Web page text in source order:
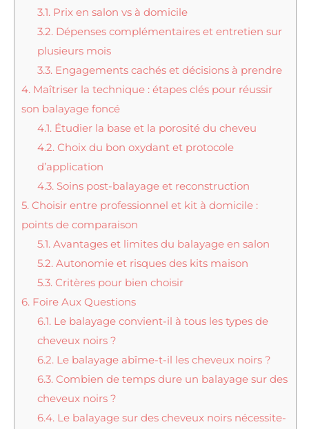
3.1. Prix en salon vs à domicile
3.2. Dépenses complémentaires et entretien sur
plusieurs mois
3.3. Engagements cachés et décisions à prendre
4. Maîtriser la technique : étapes clés pour réussir
son balayage foncé
4.1. Étudier la base et la porosité du cheveu
4.2. Choix du bon oxydant et protocole
d’application
4.3. Soins post-balayage et reconstruction
5. Choisir entre professionnel et kit à domicile :
points de comparaison
5.1. Avantages et limites du balayage en salon
5.2. Autonomie et risques des kits maison
5.3. Critères pour bien choisir
6. Foire Aux Questions
6.1. Le balayage convient-il à tous les types de
cheveux noirs ?
6.2. Le balayage abîme-t-il les cheveux noirs ?
6.3. Combien de temps dure un balayage sur des
cheveux noirs ?
6.4. Le balayage sur des cheveux noirs nécessite-